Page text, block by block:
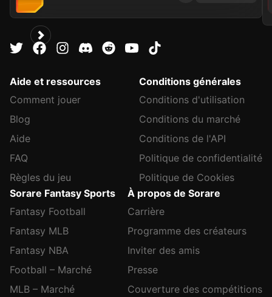
Aide et ressources
Comment jouer
Blog
Aide
FAQ
Règles du jeu
Conditions générales
Conditions d'utilisation
Conditions du marché
Conditions de l'API
Politique de confidentialité
Politique de Cookies
Sorare Fantasy Sports
Fantasy Football
Fantasy MLB
Fantasy NBA
Football – Marché
MLB – Marché
À propos de Sorare
Carrière
Programme des créateurs
Inviter des amis
Presse
Couverture des compétitions